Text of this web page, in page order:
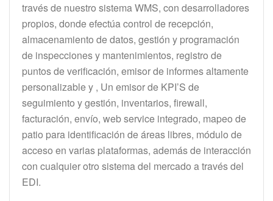
través de nuestro sistema WMS, con desarrolladores
propios, donde efectúa control de recepción,
almacenamiento de datos, gestión y programación
de inspecciones y mantenimientos, registro de
puntos de verificación, emisor de informes altamente
personalizable y , Un emisor de KPI’S de
seguimiento y gestión, inventarios, firewall,
facturación, envío, web service integrado, mapeo de
patio para identificación de áreas libres, módulo de
acceso en varias plataformas, además de interacción
con cualquier otro sistema del mercado a través del
EDI.